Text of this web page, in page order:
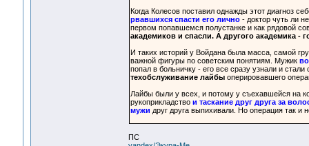
Когда Колесов поставил однажды этот диагноз
рвавшихся спасти его лично- доктор чуть ли
первом попавшемся полустанке и как рядовой
академиков и спасли. А другого академика -
И таких историй у Войдана была масса, самой
важной фигуры по советским понятиям. Мужик
попал в больничку - его все сразу узнали и
техобслуживание лайбыоперировавшего
Лайбы были у всех, и потому у съехавшейся на
рукоприкладство и таскание друг друга за
мужи друг друга выпихивали. Но операция так и
ПС